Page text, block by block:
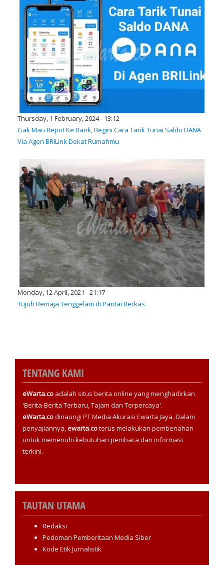
Thursday, 1 February, 2024 - 13:12
Gak Mau Repot Ke Bank, Begini Cara Tarik Tunai Saldo DANA
Via Agen BRILink Dekat Rumahmu
Monday, 12 April, 2021 - 21:17
Tujuh Remaja Tenggelam di Pantai Berkas
TENTANG KAMI
eWarta.co adalah situs berita online yang menghadirkan
'Berita-Berita Terbaru, Tajam dan Terpercaya'.
eWarta.codinaungi PT Media Akurasi Ewarta Jaya. Dalam
penyajiannya,ewarta.coterus melakukan pembenahan
untuk memenuhi kebutuhan pembaca dan informasi
terkini.
TAUTAN UTAMA
Redaksi
Pedoman Pemberitaan Media Siber
Kode Etik Jurnalistik